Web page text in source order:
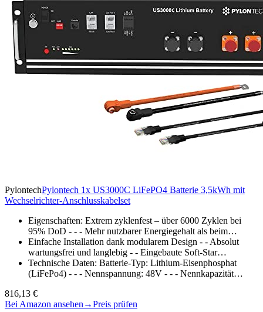
PylontechPylontech 1x US3000C LiFePO4 Batterie 3,5kWh mit
Wechselrichter-Anschlusskabelset
Eigenschaften: Extrem zyklenfest – über 6000 Zyklen bei
95% DoD - - - Mehr nutzbarer Energiegehalt als beim…
Einfache Installation dank modularem Design - - Absolut
wartungsfrei und langlebig - - Eingebaute Soft-Star…
Technische Daten: Batterie-Typ: Lithium-Eisenphosphat
(LiFePo4) - - - Nennspannung: 48V - - - Nennkapazität…
816,13 €
Bei Amazon ansehen →Preis prüfen